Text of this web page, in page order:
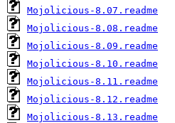
Mojolicious-8.07.readme
Mojolicious-8.08.readme
Mojolicious-8.09.readme
Mojolicious-8.10.readme
Mojolicious-8.11.readme
Mojolicious-8.12.readme
Mojolicious-8.13.readme